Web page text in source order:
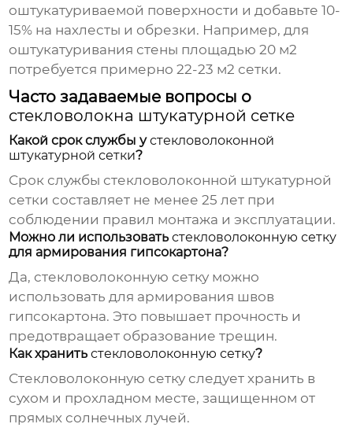
оштукатуриваемой поверхности и добавьте 10-
15% на нахлесты и обрезки. Например, для
оштукатуривания стены площадью 20 м2
потребуется примерно 22-23 м2 сетки.
Часто задаваемые вопросы о
стекловолокна штукатурной сетке
Какой срок службы устекловолоконной
штукатурной сетки?
Срок службы стекловолоконной штукатурной
сетки составляет не менее 25 лет при
соблюдении правил монтажа и эксплуатации.
Можно ли использоватьстекловолоконную сетку
для армирования гипсокартона?
Да, стекловолоконную сетку можно
использовать для армирования швов
гипсокартона. Это повышает прочность и
предотвращает образование трещин.
Как хранитьстекловолоконную сетку?
Стекловолоконную сетку следует хранить в
сухом и прохладном месте, защищенном от
прямых солнечных лучей.